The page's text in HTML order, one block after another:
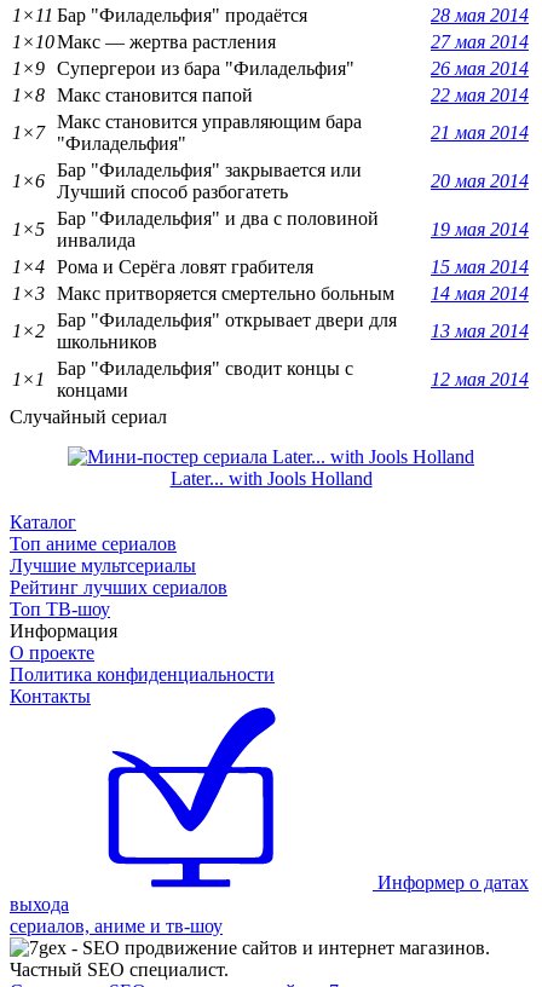
1×11 Бар "Филадельфия" продаётся
28 мая 2014
1×10Макс — жертва растления
27 мая 2014
1×9 Супергерои из бара "Филадельфия"
26 мая 2014
1×8 Макс становится папой
22 мая 2014
1×7
Макс становится управляющим бара
"Филадельфия"
21 мая 2014
1×6
Бар "Филадельфия" закрывается или
Лучший способ разбогатеть
20 мая 2014
1×5
Бар "Филадельфия" и два с половиной
инвалида
19 мая 2014
1×4 Рома и Серёга ловят грабителя
15 мая 2014
1×3 Макс притворяется смертельно больным
14 мая 2014
1×2
Бар "Филадельфия" открывает двери для
школьников
13 мая 2014
1×1
Бар "Филадельфия" сводит концы с
концами
12 мая 2014
Случайный сериал
Later... with Jools Holland
Каталог
Топ аниме сериалов
Лучшие мультсериалы
Рейтинг лучших сериалов
Топ ТВ-шоу
Информация
О проекте
Политика конфиденциальности
Контакты
Информер о датах
выхода
сериалов, аниме и тв-шоу